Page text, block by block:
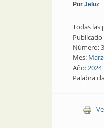
Por Jeluz
Todas las
Publicado
Número:
Mes:
Año:2024
Palabra